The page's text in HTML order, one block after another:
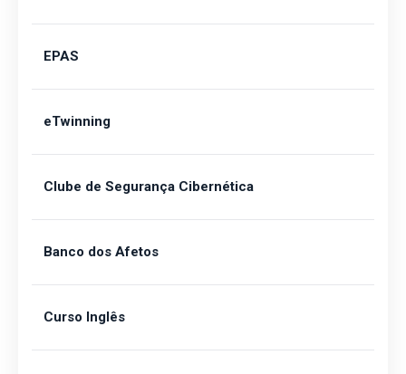
EPAS
eTwinning
Clube de Segurança Cibernética
Banco dos Afetos
Curso Inglês